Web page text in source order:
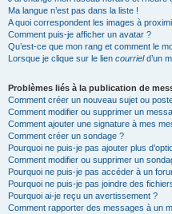
Ma langue n’est pas dans la liste !
A quoi correspondent les images à
Comment puis-je afficher un avatar ?
Qu’est-ce que mon rang et comment le
Lorsque je clique sur le lien courrield’un
Problèmes liés à la publication de
Comment créer un nouveau sujet ou
Comment modifier ou supprimer un
Comment ajouter une signature à mes
Comment créer un sondage ?
Pourquoi ne puis-je pas ajouter plus
Comment modifier ou supprimer un
Pourquoi ne puis-je pas accéder à un
Pourquoi ne puis-je pas joindre des
Pourquoi ai-je reçu un avertissement ?
Comment rapporter des messages à un